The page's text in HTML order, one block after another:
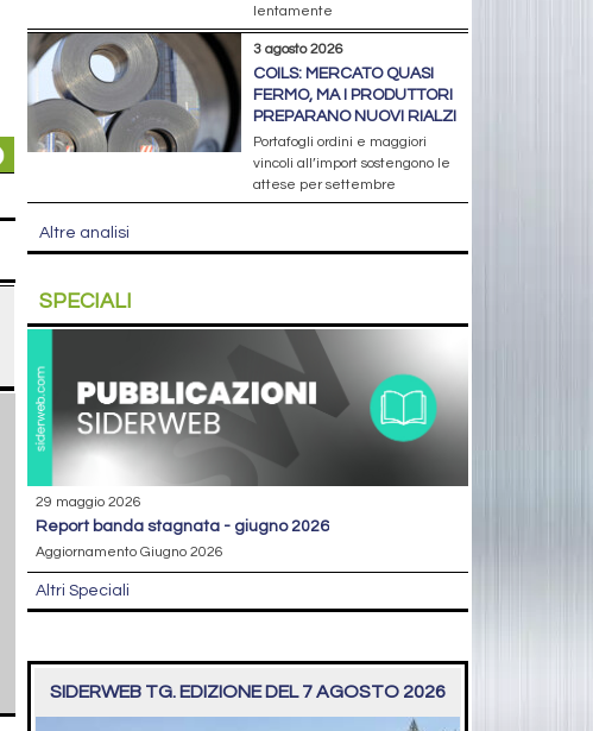
lentamente
3 agosto 2026
COILS: MERCATO QUASI
FERMO, MA I PRODUTTORI
PREPARANO NUOVI RIALZI
Portafogli ordini e maggiori
vincoli all’import sostengono le
attese per settembre
Altre analisi
SPECIALI
29 maggio 2026
report banda stagnata - giugno 2026
Aggiornamento Giugno 2026
Altri Speciali
SIDERWEB TG. EDIZIONE DEL 7 AGOSTO 2026